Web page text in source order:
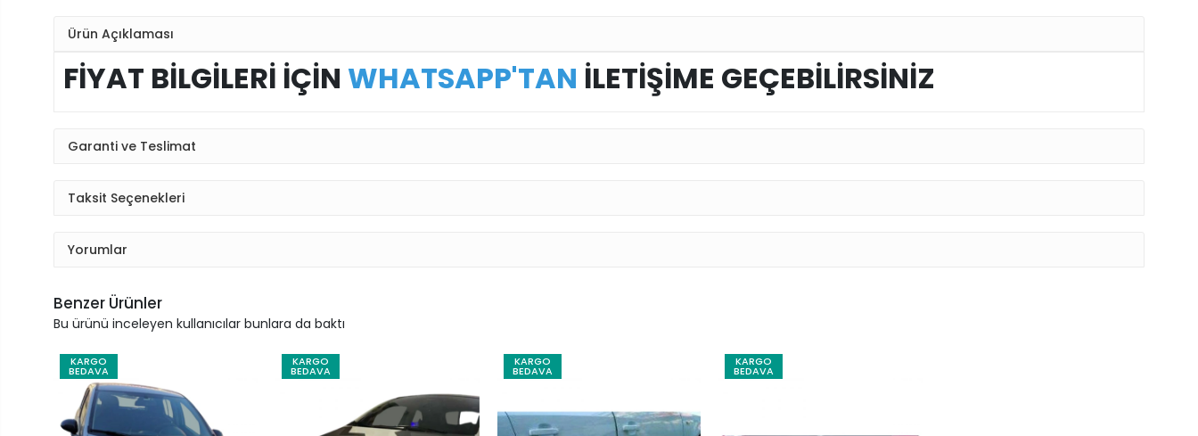
Ürün Açıklaması
FİYAT BİLGİLERİ İÇİN WHATSAPP'TAN İLETİŞİME GEÇEBİLİRSİNİZ
Garanti ve Teslimat
Taksit Seçenekleri
Yorumlar
Benzer Ürünler
Bu ürünü inceleyen kullanıcılar bunlara da baktı
KARGO
BEDAVA
KARGO
BEDAVA
KARGO
BEDAVA
KARGO
BEDAVA